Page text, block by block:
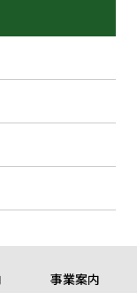
事業案内